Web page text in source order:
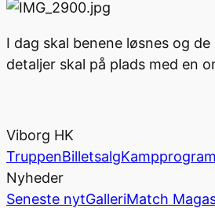
I dag skal benene løsnes og
detaljer skal på plads med en
Viborg HK
TruppenBilletsalgKampprogram
Nyheder
Seneste nytGalleriMatch